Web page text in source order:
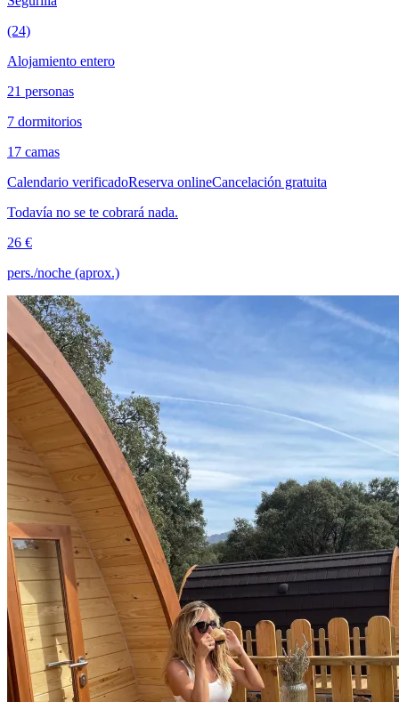
(24)
Alojamiento entero
21 personas
7 dormitorios
17 camas
Calendario verificadoReserva onlineCancelación gratuita
Todavía no se te cobrará nada.
26 €
pers./noche (aprox.)